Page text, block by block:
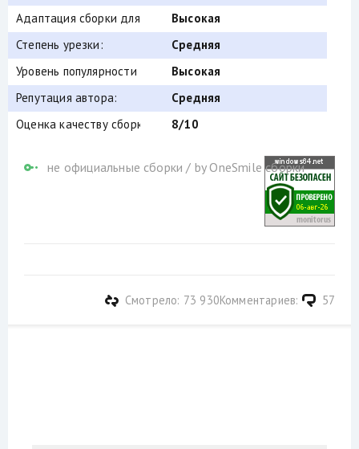
Адаптация сборки для игр:
Высокая
Степень урезки:
Средняя
Уровень популярности по скачиваниям:
Высокая
Репутация автора:
Средняя
Оценка качеству сборки (от windows64.net):
8/10
не официальные сборки / by OneSmile сборки
Комментариев: 57
Смотрело: 73 930